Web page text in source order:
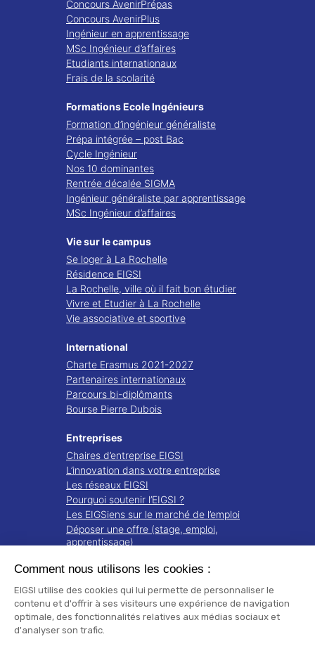
Concours AvenirPrépas
Concours AvenirPlus
Ingénieur en apprentissage
MSc Ingénieur d’affaires
Etudiants internationaux
Frais de la scolarité
Formations Ecole Ingénieurs
Formation d’ingénieur généraliste
Prépa intégrée – post Bac
Cycle Ingénieur
Nos 10 dominantes
Rentrée décalée SIGMA
Ingénieur généraliste par apprentissage
MSc Ingénieur d’affaires
Vie sur le campus
Se loger à La Rochelle
Résidence EIGSI
La Rochelle, ville où il fait bon étudier
Vivre et Etudier à La Rochelle
Vie associative et sportive
International
Charte Erasmus 2021-2027
Partenaires internationaux
Parcours bi-diplômants
Bourse Pierre Dubois
Entreprises
Chaires d’entreprise EIGSI
L’innovation dans votre entreprise
Les réseaux EIGSI
Pourquoi soutenir l’EIGSI ?
Les EIGSiens sur le marché de l’emploi
Déposer une offre (stage, emploi,
apprentissage)
Recherche
Projets de recherche
Notre écosystème
Publications
Comment nous utilisons les cookies :
EIGSI utilise des cookies qui lui permette de personnaliser le
contenu et d'offrir à ses visiteurs une expérience de navigation
optimale, des fonctionnalités relatives aux médias sociaux et
d'analyser son trafic.